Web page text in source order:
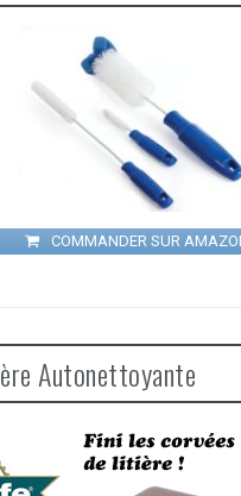
COMMANDER SUR
Autonettoyante